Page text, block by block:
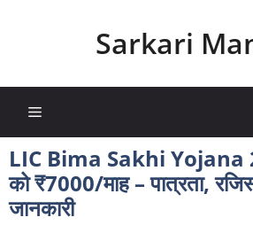
Sarkari
Menu
LIC Bima Sakhi Yojana
को ₹7000/माह – पात्रता,
जानकारी
हर दिनसरकारी योजना, सब्सिडी,
जानकारीसबसे पहले
🔥 हजारों लोग पहले से